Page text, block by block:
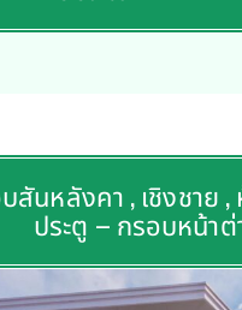
สันหลังคา , เชิงชาย ,
ประตู – กรอบหน้าต่